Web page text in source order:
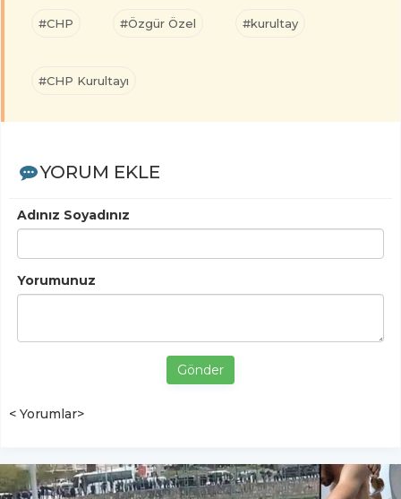
#CHP #Özgür Özel #kurultay
#CHP Kurultayı
YORUM EKLE
Adınız Soyadınız
Yorumunuz
Gönder
< Yorumlar>